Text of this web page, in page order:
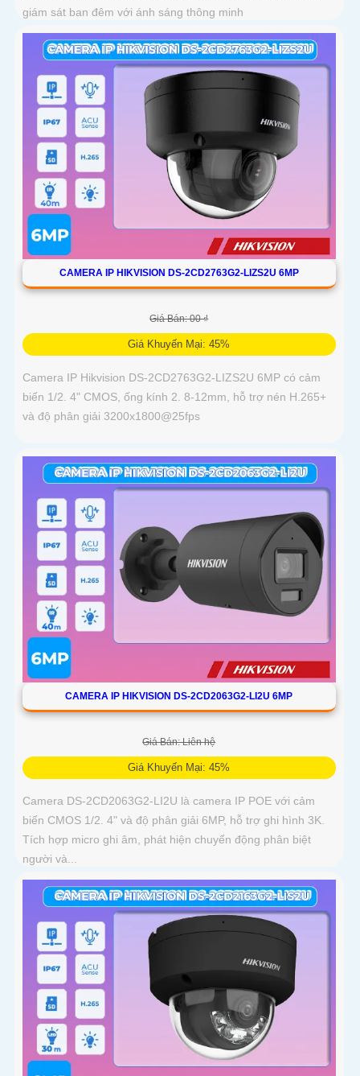
giám sát ban đêm với ánh sáng thông minh
CAMERA IP HIKVISION DS-2CD2763G2-LIZS2U 6MP
Giá Bán: 00 ₫
Giá Khuyến Mại: 45%
Camera IP Hikvision DS-2CD2763G2-LIZS2U 6MP có cảm
biến 1/2. 4" CMOS, ống kính 2. 8-12mm, hỗ trợ nén H.265+
và độ phân giải 3200x1800@25fps
CAMERA IP HIKVISION DS-2CD2063G2-LI2U 6MP
Giá Bán: Liên hệ
Giá Khuyến Mại: 45%
Camera DS-2CD2063G2-LI2U là camera IP POE với cảm
biến CMOS 1/2. 4" và độ phân giải 6MP, hỗ trợ ghi hình 3K.
Tích hợp micro ghi âm, phát hiện chuyển động phân biệt
người và...